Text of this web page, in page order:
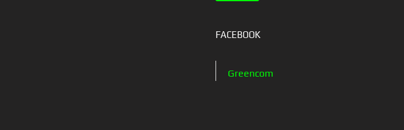
FACEBOOK
Greencom